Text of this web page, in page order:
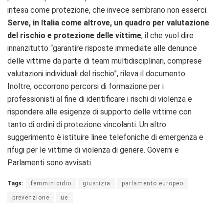
intesa come protezione, che invece sembrano non esserci.
Serve, in Italia come altrove, un quadro per valutazione
del rischio e protezione delle vittime, il che vuol dire
innanzitutto “garantire risposte immediate alle denunce
delle vittime da parte di team multidisciplinari, comprese
valutazioni individuali del rischio”, rileva il documento.
Inoltre, occorrono percorsi di formazione per i
professionisti al fine di identificare i rischi di violenza e
rispondere alle esigenze di supporto delle vittime con
tanto di ordini di protezione vincolanti. Un altro
suggerimento è istituire linee telefoniche di emergenza e
rifugi per le vittime di violenza di genere. Governi e
Parlamenti sono avvisati.
Tags: femminicidio giustizia parlamento europeo
prevenzione ue